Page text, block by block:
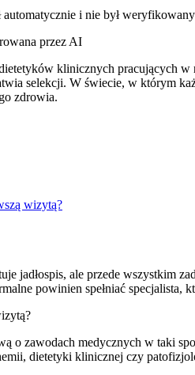
automatycznie i nie był
przez AI
klinicznych pracujących
selekcji. W świecie, w którym
zdrowia.
wizytą?
jadłospis, ale przede wszystkim
powinien spełniać specjalista,
o zawodach medycznych w taki
dietetyki klinicznej czy